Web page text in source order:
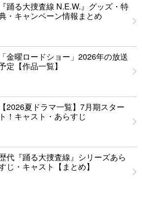
『踊る大捜査線 N.E.W.』グッズ・特
・キャンペーン情報まとめ
「金曜ロードショー」2026年の放送
定【作品一覧】
【2026夏ドラマ一覧】7月期スター
ト！キャスト・あらすじ
代『踊る大捜査線』シリーズあら
じ・キャスト【まとめ】